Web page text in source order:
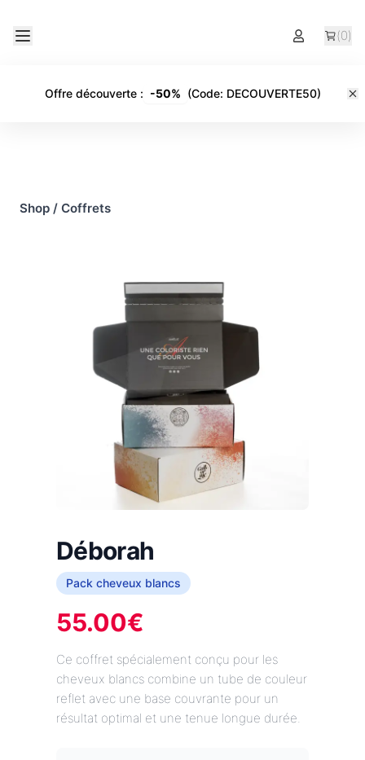
(0)
Offre découverte: -50% (Code: DECOUVERTE50)
Shop / Coffrets
Déborah
Pack cheveux blancs
55.00€
Ce coffret spécialement conçu pour les
cheveux blancs combine un tube de couleur
reflet avec une base couvrante pour un
résultat optimal et une tenue longue durée.